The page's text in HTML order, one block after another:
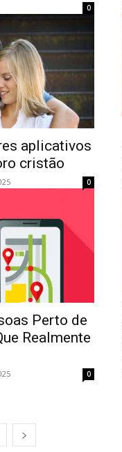
0
aplicativos
cristão
0
Perto de
Realmente
0